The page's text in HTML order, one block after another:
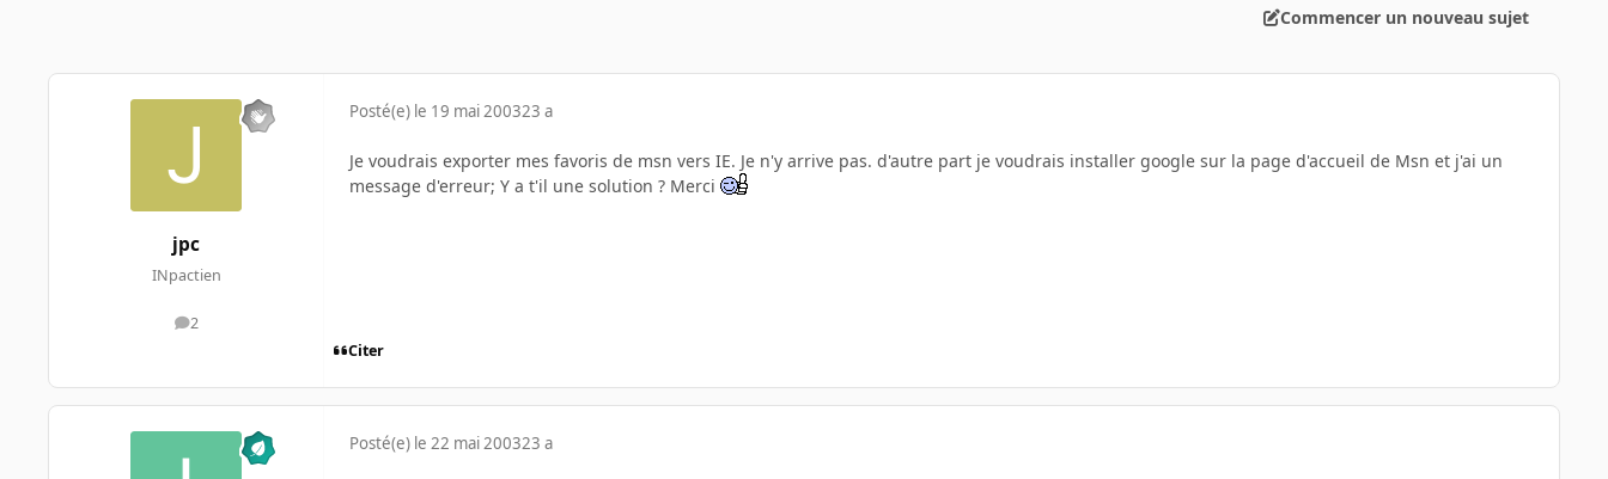
Commencer un nouveau sujet
jpc
INpactien
2
messages
Posté(e) le 19 mai 200323 a
Je voudrais exporter mes favoris de msn vers IE. Je n'y arrive pas. d'autre part je voudrais installer google sur la page d'accueil de Msn et j'ai un
message d'erreur; Y a t'il une solution ? Merci
Citer
Posté(e) le 22 mai 200323 a